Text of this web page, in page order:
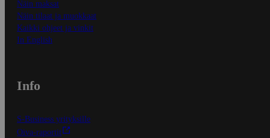
Näin maksat
Näin tilaat ja muokkaat
Kaikki ohjeet ja vinkit
In English
Info
S-Business yrityksille
Oiva-raportit